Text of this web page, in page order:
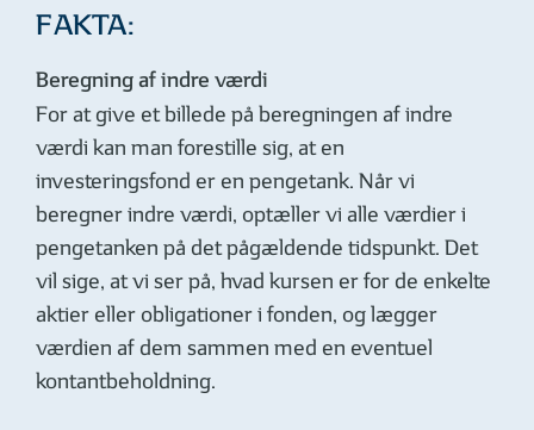
FAKTA:
Beregning af indre værdi
For at give et billede på beregningen af indre
værdi kan man forestille sig, at en
investeringsfond er en pengetank. Når vi
beregner indre værdi, optæller vi alle værdier i
pengetanken på det pågældende tidspunkt. Det
vil sige, at vi ser på, hvad kursen er for de enkelte
aktier eller obligationer i fonden, og lægger
værdien af dem sammen med en eventuel
kontantbeholdning.